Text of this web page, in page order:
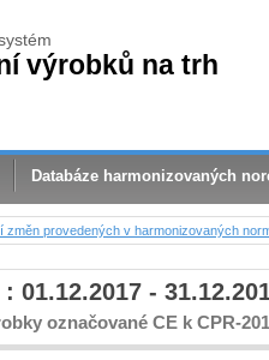
výrobků na trh
Databáze harmonizovaných
změn provedených v harmonizovaných
01.12.2017 -
označované CE k CPR-